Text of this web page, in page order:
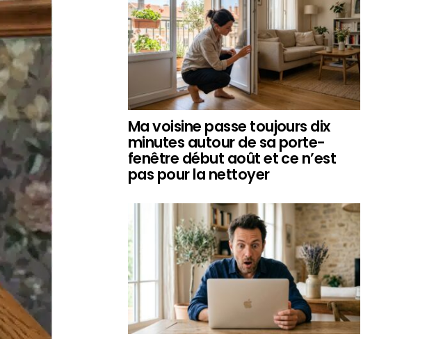
Ma voisine passe toujours dix
minutes autour de sa porte-
fenêtre début août et ce n’est
pas pour la nettoyer